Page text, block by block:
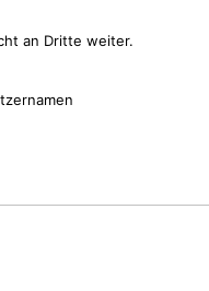
an Dritte weiter.